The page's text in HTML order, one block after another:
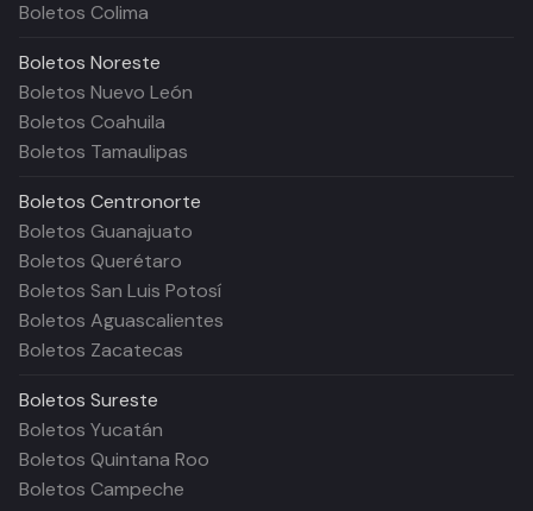
Boletos Colima
Boletos Noreste
Boletos Nuevo León
Boletos Coahuila
Boletos Tamaulipas
Boletos Centronorte
Boletos Guanajuato
Boletos Querétaro
Boletos San Luis Potosí
Boletos Aguascalientes
Boletos Zacatecas
Boletos Sureste
Boletos Yucatán
Boletos Quintana Roo
Boletos Campeche